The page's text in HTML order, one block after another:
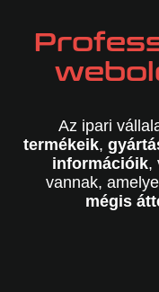
Az ipari
termékeik,
információik,
vannak,
mégis